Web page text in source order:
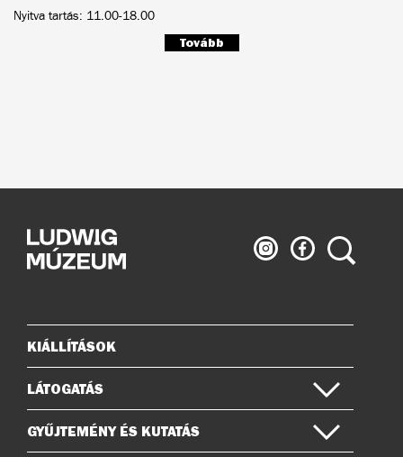
Nyitva tartás: 11.00-18.00
Tovább
Ludwig
Múzeum
Ludwig
Múzeum
Keresés
Oldaltérkép
KIÁLLÍTÁSOK
LÁTOGATÁS
GYŰJTEMÉNY ÉS KUTATÁS